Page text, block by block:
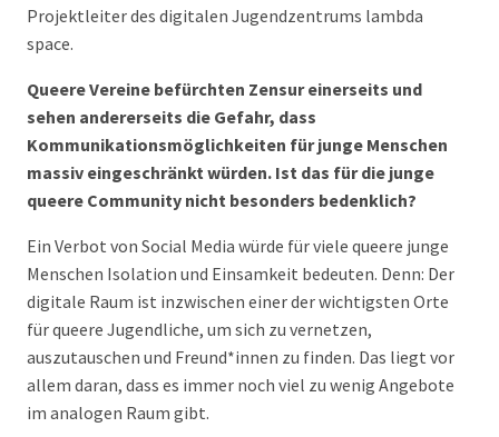
Projektleiter des digitalen Jugendzentrums lambda
space.
Queere Vereine befürchten Zensur einerseits und
sehen andererseits die Gefahr, dass
Kommunikationsmöglichkeiten für junge Menschen
massiv eingeschränkt würden. Ist das für die junge
queere Community nicht besonders bedenklich?
Ein Verbot von Social Media würde für viele queere junge
Menschen Isolation und Einsamkeit bedeuten. Denn: Der
digitale Raum ist inzwischen einer der wichtigsten Orte
für queere Jugendliche, um sich zu vernetzen,
auszutauschen und Freund*innen zu finden. Das liegt vor
allem daran, dass es immer noch viel zu wenig Angebote
im analogen Raum gibt.